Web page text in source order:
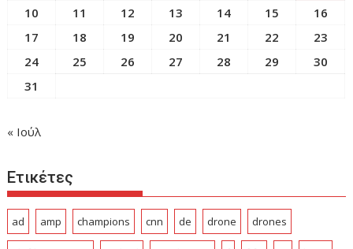
10
11 12 13 14 15
16
17
18 19 20 21 22
23
24
25 26 27 28 29
30
31
« Ιούλ
Ετικέτες
ad amp champions cnn de drone drones